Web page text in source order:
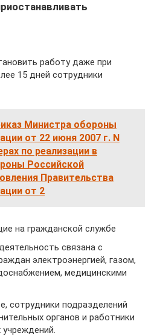
работу даже при
15 дней сотрудники
Министра обороны
от 22 июня 2007 г. N
по реализации в
Российской
Правительства
от 2
на гражданской службе
связана с
электроэнергией, газом,
медицинскими
сотрудники подразделений
органов и работники